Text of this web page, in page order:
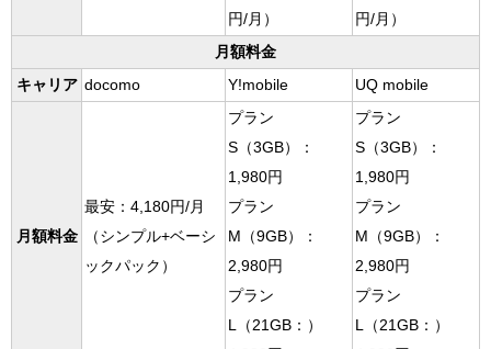
円/月）
円/月）
月額料金
キャリア docomo Y!mobile UQ mobile
月額料金
最安：4,180円/月
（シンプル+ベーシ
ックパック）
プラン
S（3GB）：
1,980円
プラン
M（9GB）：
2,980円
プラン
L（21GB：）
プラン
S（3GB）：
1,980円
プラン
M（9GB）：
2,980円
プラン
L（21GB：）